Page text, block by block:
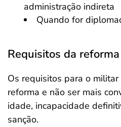
administração indireta
Quando for
Requisitos da reforma
Os requisitos para o
reforma e não ser mais
idade, incapacidade
sanção.